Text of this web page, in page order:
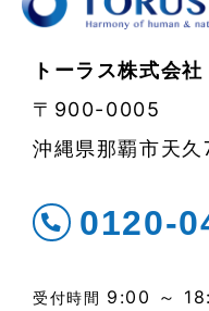
トーラス株式会社
〒900-0005
沖縄県那覇市天
0120-
受付時間 9:00 ～